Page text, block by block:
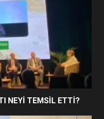
GURURU TÜRKİYE
BAŞARDI?
SÜRE
NEYİ TEMSİL ETTİ?